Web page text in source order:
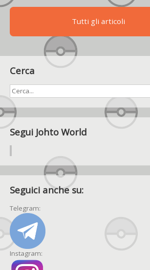
Tutti gli articoli
Cerca
Segui Johto World
Seguici anche su:
Telegram:
Instagram: